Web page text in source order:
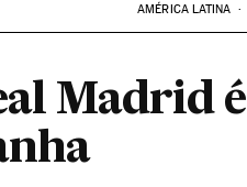
AMÉRICA LATINA
Madrid é